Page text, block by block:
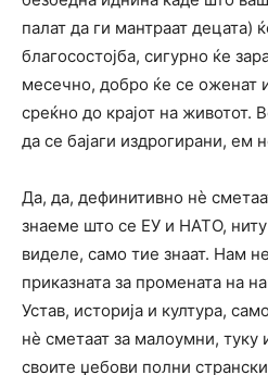
палат да ги мантраат децата)
благосостојба, сигурно ќе
месечно, добро ќе се оженат
среќно до крајот на животот.
да се бајаги издрогирани, ем
Да, да, дефинитивно нѐ
знаеме што се ЕУ и НАТО,
виделе, само тие знаат. Нам
приказната за промената на
Устав, историја и култура,
нѐ сметаат за малоумни, туку
своите џебови полни